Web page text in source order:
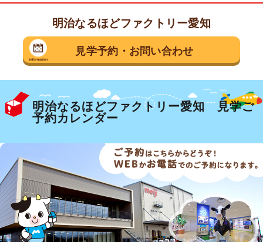
見学予約 ・ お問い合わせ
茨城県 守谷市
乳製品の工場
守谷
見学予約・お問い合わせ
埼玉県 坂戸市
お菓子の工場
明治なるほどファクトリー
坂戸
明治なるほどファクトリー愛知
明治なるほどファクトリー愛知 見学ご
予約カレンダー